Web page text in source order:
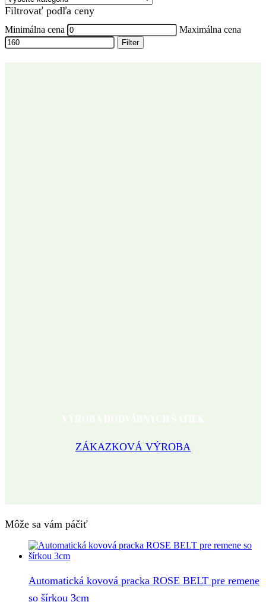
Filtrovať podľa ceny
Minimálna cena Maximálna cena
Filter
ZÁKAZKOVÁ VÝROBA
Môže sa vám páčiť
Automatická kovová pracka ROSE BELT pre remene
so šírkou 3cm